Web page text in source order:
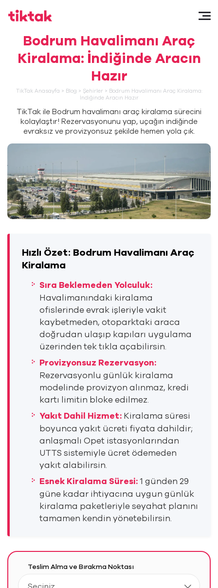
Bodrum Havalimanı Araç
Kiralama: İndiğinde Aracın
Hazır
TikTak Anasayfa > Blog > Şehirler > Bodrum Havalimanı Araç Kiralama:
İndiğinde Aracın Hazır
TikTak ile Bodrum havalimanı araç kiralama sürecini
kolaylaştır! Rezervasyonunu yap, uçağın indiğinde
evraksız ve provizyonsuz şekilde hemen yola çık.
Hızlı Özet: Bodrum Havalimanı Araç
Kiralama
Sıra Beklemeden Yolculuk:
Havalimanındaki kiralama
ofislerinde evrak işleriyle vakit
kaybetmeden, otoparktaki araca
doğrudan ulaşıp kapıları uygulama
üzerinden tek tıkla açabilirsin.
Provizyonsuz Rezervasyon:
Rezervasyonlu günlük kiralama
modelinde provizyon alınmaz, kredi
kartı limitin bloke edilmez.
Yakıt Dahil Hizmet: Kiralama süresi
boyunca yakıt ücreti fiyata dahildir;
anlaşmalı Opet istasyonlarından
UTTS sistemiyle ücret ödemeden
yakıt alabilirsin.
Esnek Kiralama Süresi: 1 günden 29
güne kadar ihtiyacına uygun günlük
kiralama paketleriyle seyahat planını
tamamen kendin yönetebilirsin.
Teslim Alma ve Bırakma Noktası